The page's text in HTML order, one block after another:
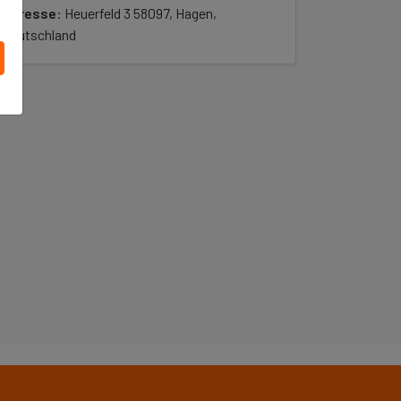
Adresse: Heuerfeld 3 58097, Hagen,
Deutschland